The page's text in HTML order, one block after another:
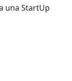
una StartUp